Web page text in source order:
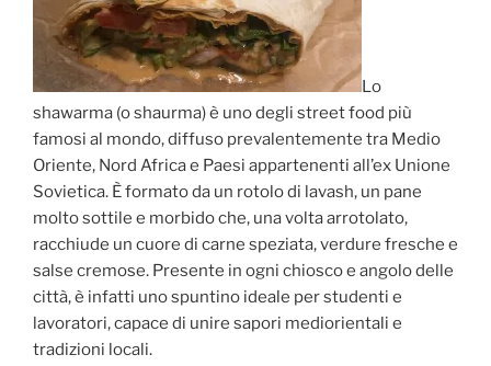
Lo
shawarma (o shaurma) è uno degli street food più
famosi al mondo, diffuso prevalentemente tra Medio
Oriente, Nord Africa e Paesi appartenenti all’ex Unione
Sovietica. È formato da un rotolo di lavash, un pane
molto sottile e morbido che, una volta arrotolato,
racchiude un cuore di carne speziata, verdure fresche e
salse cremose. Presente in ogni chiosco e angolo delle
città, è infatti uno spuntino ideale per studenti e
lavoratori, capace di unire sapori mediorientali e
tradizioni locali.